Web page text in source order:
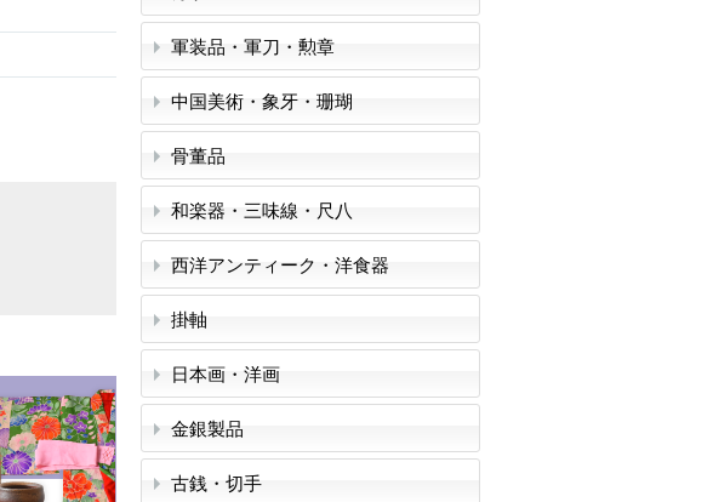
軍装品・軍刀・勲章
中国美術・象牙・珊瑚
骨董品
和楽器・三味線・尺八
西洋アンティーク・洋食器
掛軸
日本画・洋画
金銀製品
古銭・切手